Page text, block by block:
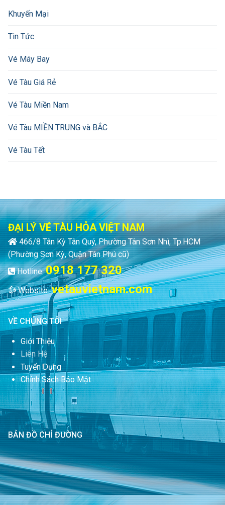
Khuyến Mại
Tin Tức
Vé Máy Bay
Vé Tàu Giá Rẻ
Vé Tàu Miền Nam
Vé Tàu MIỀN TRUNG và BẮC
Vé Tàu Tết
ĐẠI LÝ VÉ TÀU HỎA VIỆT NAM
466/8 Tân Kỳ Tân Quý, Phường Tân Sơn Nhì, Tp.HCM
(Phường Sơn Kỳ, Quận Tân Phú cũ)
Hotline:0918 177 320
Website:vetauvietnam.com
VỀ CHÚNG TÔI
Giới Thiệu
Liên Hệ
Tuyển Dụng
Chính Sách Bảo Mật
BẢN ĐỒ CHỈ ĐƯỜNG